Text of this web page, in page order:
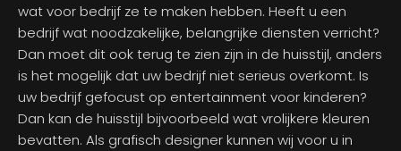
wat voor bedrijf ze te maken hebben. Heeft u een
bedrijf wat noodzakelijke, belangrijke diensten verricht?
Dan moet dit ook terug te zien zijn in de huisstijl, anders
is het mogelijk dat uw bedrijf niet serieus overkomt. Is
uw bedrijf gefocust op entertainment voor kinderen?
Dan kan de huisstijl bijvoorbeeld wat vrolijkere kleuren
bevatten. Als grafisch designer kunnen wij voor u in